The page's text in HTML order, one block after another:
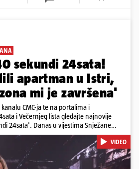
sekundi 24sata!
apartman u Istri,
mi je završena'
CMC-ja te na portalima i
i Večernjeg lista gledajte najnovije
24sata'. Danas u vijestima Snježane
u Istri, 125 milijuna eura mogla bi
u Osijeku pretukli nogometnog
goriva, rastu mirovine za 200 tisuća
VIDEO